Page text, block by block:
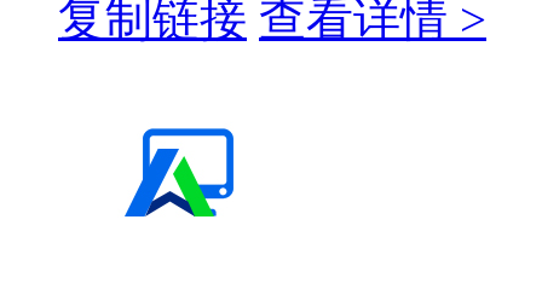
复制链接 查看详情 >